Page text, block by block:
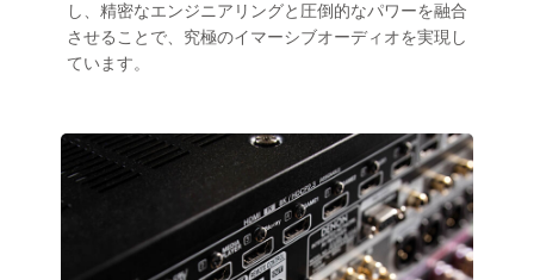
し、精密なエンジニアリングと圧倒的なパワーを融合
させることで、究極のイマーシブオーディオを実現し
ています。